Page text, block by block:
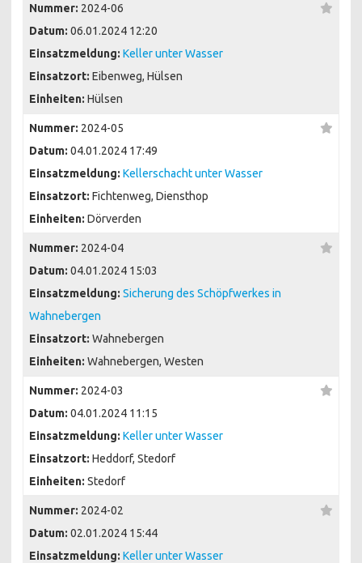
Nummer: 2024-06
Datum: 06.01.2024 12:20
Einsatzmeldung: Keller unter Wasser
Einsatzort: Eibenweg, Hülsen
Einheiten: Hülsen
Nummer: 2024-05
Datum: 04.01.2024 17:49
Einsatzmeldung: Kellerschacht unter Wasser
Einsatzort: Fichtenweg, Diensthop
Einheiten: Dörverden
Nummer: 2024-04
Datum: 04.01.2024 15:03
Einsatzmeldung: Sicherung des Schöpfwerkes in
Wahnebergen
Einsatzort: Wahnebergen
Einheiten: Wahnebergen, Westen
Nummer: 2024-03
Datum: 04.01.2024 11:15
Einsatzmeldung: Keller unter Wasser
Einsatzort: Heddorf, Stedorf
Einheiten: Stedorf
Nummer: 2024-02
Datum: 02.01.2024 15:44
Einsatzmeldung: Keller unter Wasser